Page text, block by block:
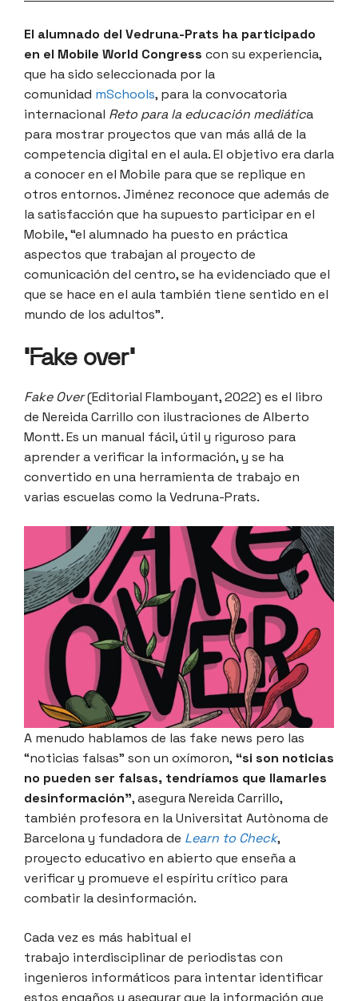
El alumnado del Vedruna-Prats ha participado
en el Mobile World Congress con su experiencia,
que ha sido seleccionada por la
comunidad mSchools, para la convocatoria
internacional Reto para la educación mediática
para mostrar proyectos que van más allá de la
competencia digital en el aula. El objetivo era darla
a conocer en el Mobile para que se replique en
otros entornos. Jiménez reconoce que además de
la satisfacción que ha supuesto participar en el
Mobile, “el alumnado ha puesto en práctica
aspectos que trabajan al proyecto de
comunicación del centro, se ha evidenciado que el
que se hace en el aula también tiene sentido en el
mundo de los adultos”.
‘Fake over’
Fake Over(Editorial Flamboyant, 2022) es el libro
de Nereida Carrillo con ilustraciones de Alberto
Montt. Es un manual fácil, útil y riguroso para
aprender a verificar la información, y se ha
convertido en una herramienta de trabajo en
varias escuelas como la Vedruna-Prats.
A menudo hablamos de las fake news pero las
“noticias falsas” son un oxímoron, “si son noticias
no pueden ser falsas, tendríamos que llamarles
desinformación”, asegura Nereida Carrillo,
también profesora en la Universitat Autònoma de
Barcelona y fundadora de Learn to Check,
proyecto educativo en abierto que enseña a
verificar y promueve el espíritu crítico para
combatir la desinformación.
Cada vez es más habitual el
trabajo interdisciplinar de periodistas con
ingenieros informáticos para intentar identificar
estos engaños y asegurar que la información que